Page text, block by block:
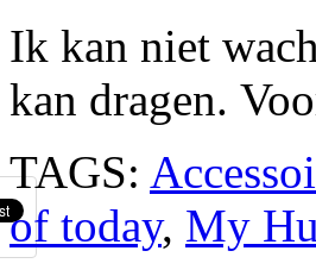
Ik kan niet
kan dragen.
TAGS:
of today, My